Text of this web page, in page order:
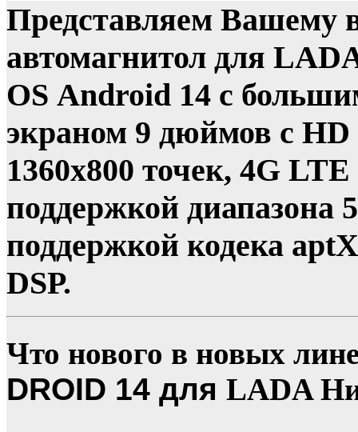
Представляем Вашему
автомагнитол для
OS Android 14 с
экраном 9 дюймов с
1360х800 точек, 4G
поддержкой диапазона
поддержкой кодека
DSP.
Что нового в новых
DROID 14 для LADA